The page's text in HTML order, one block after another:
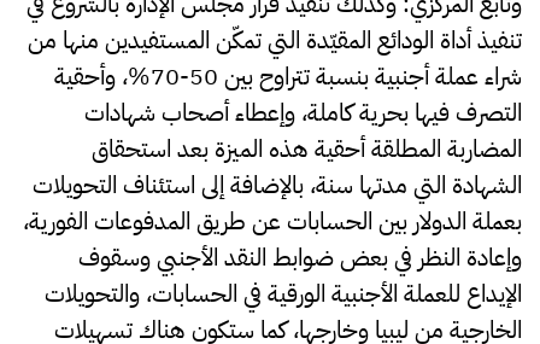
تنفيذ أداة الودائع المقيّدة التي تمكّن المستفيدين منها من
شراء عملة أجنبية بنسبة تتراوح بين 50-70%، وأحقية
التصرف فيها بحرية كاملة، وإعطاء أصحاب شهادات
المضاربة المطلقة أحقية هذه الميزة بعد استحقاق
الشهادة التي مدتها سنة، بالإضافة إلى استئناف التحويلات
بعملة الدولار بين الحسابات عن طريق المدفوعات الفورية،
وإعادة النظر في بعض ضوابط النقد الأجنبي وسقوف
الإيداع للعملة الأجنبية الورقية في الحسابات، والتحويلات
الخارجية من ليبيا وخارجها، كما ستكون هناك تسهيلات